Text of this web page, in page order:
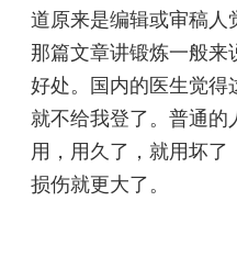
道原来是编辑或审稿人
那篇文章讲锻炼一般来
好处。国内的医生觉得
就不给我登了。普通
用，用久了，就用坏
损伤就更大了。